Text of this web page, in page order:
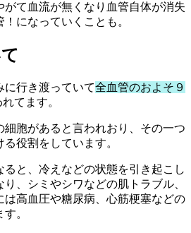
がて血流が無くなり血管自体が消失
になっていくことも。
に行き渡っていて全血管のおよそ９
てます。
細胞があると言われおり、その一つ
役割をしています。
と、冷えなどの状態を引き起こし
、シミやシワなどの肌トラブル、
は高血圧や糖尿病、心筋梗塞などの
。